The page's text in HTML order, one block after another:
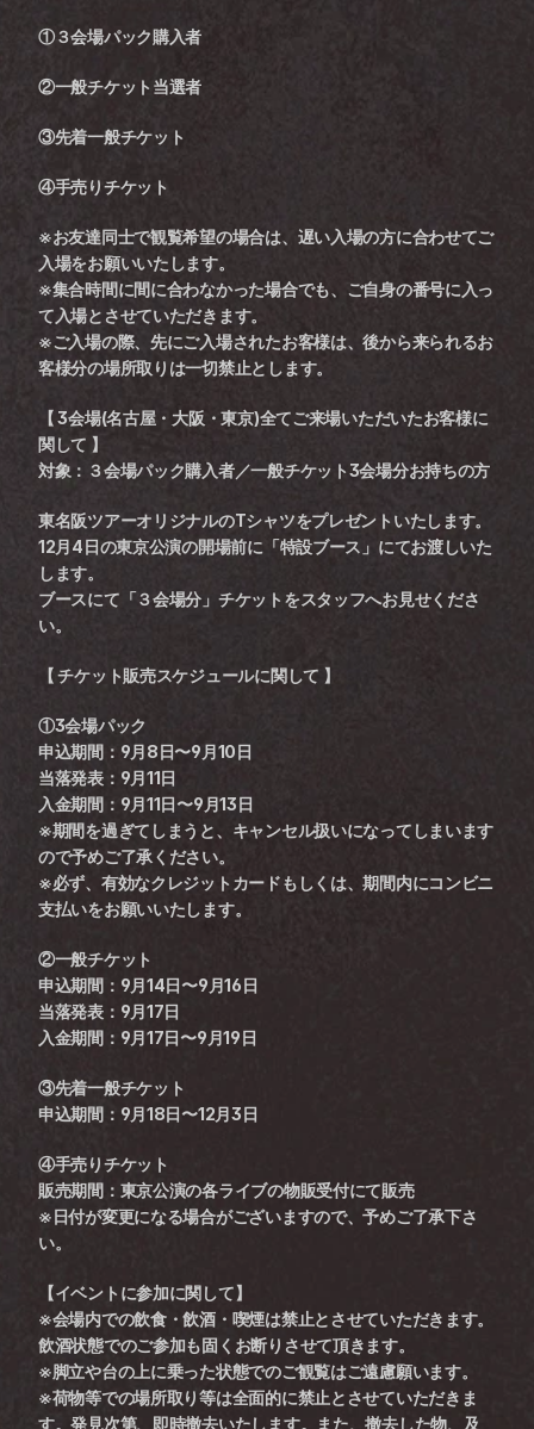
①３会場パック購入者
②一般チケット当選者
③先着一般チケット
④手売りチケット
※お友達同士で観覧希望の場合は、遅い入場の方に合わせてご
入場をお願いいたします。
※集合時間に間に合わなかった場合でも、ご自身の番号に入っ
て入場とさせていただきます。
※ご入場の際、先にご入場されたお客様は、後から来られるお
客様分の場所取りは一切禁止とします。
【 3会場(名古屋・大阪・東京)全てご来場いただいたお客様に
関して 】
対象：３会場パック購入者／一般チケット3会場分お持ちの方
東名阪ツアーオリジナルのTシャツをプレゼントいたします。
12月4日の東京公演の開場前に「特設ブース」にてお渡しいた
します。
ブースにて「３会場分」チケットをスタッフへお見せくださ
い。
【 チケット販売スケジュールに関して 】
①3会場パック
申込期間：9月8日〜9月10日
当落発表：9月11日
入金期間：9月11日〜9月13日
※期間を過ぎてしまうと、キャンセル扱いになってしまいます
ので予めご了承ください。
※必ず、有効なクレジットカードもしくは、期間内にコンビニ
支払いをお願いいたします。
②一般チケット
申込期間：9月14日〜9月16日
当落発表：9月17日
入金期間：9月17日〜9月19日
③先着一般チケット
申込期間：9月18日〜12月3日
④手売りチケット
販売期間：東京公演の各ライブの物販受付にて販売
※日付が変更になる場合がございますので、予めご了承下さ
い。
【イベントに参加に関して】
※会場内での飲食・飲酒・喫煙は禁止とさせていただきます。
飲酒状態でのご参加も固くお断りさせて頂きます。
※脚立や台の上に乗った状態でのご観覧はご遠慮願います。
※荷物等での場所取り等は全面的に禁止とさせていただきま
す。発見次第、即時撤去いたします。また、撤去した物、及